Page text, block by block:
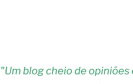
"Um blog cheio de opiniões